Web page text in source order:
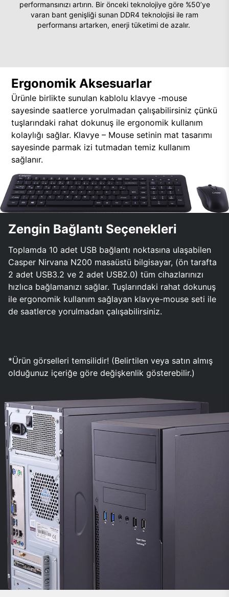
performansınızı artırın. Bir önceki teknolojiye göre %50’ye
varan bant genişliği sunan DDR4 teknolojisi ile ram
performansı artarken, enerji tüketimi de azalır.
Ergonomik Aksesuarlar
Ürünle birlikte sunulan kablolu klavye -mouse
sayesinde saatlerce yorulmadan çalışabilirsiniz çünkü
tuşlarındaki rahat dokunuş ile ergonomik kullanım
kolaylığı sağlar. Klavye – Mouse setinin mat tasarımı
sayesinde parmak izi tutmadan temiz kullanım
sağlanır.
Zengin Bağlantı Seçenekleri
Toplamda 10 adet USB bağlantı noktasına ulaşabilen
Casper Nirvana N200 masaüstü bilgisayar, (ön tarafta
2 adet USB3.2 ve 2 adet USB2.0) tüm cihazlarınızı
hızlıca bağlamanızı sağlar. Tuşlarındaki rahat dokunuş
ile ergonomik kullanım sağlayan klavye-mouse seti ile
de saatlerce yorulmadan çalışabilirsiniz.
*Ürün görselleri temsilidir! (Belirtilen veya satın almış
olduğunuz içeriğe göre değişkenlik gösterebilir.)